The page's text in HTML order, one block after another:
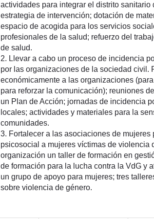
actividades para integrar el distrito sanitario
estrategia de intervención; dotación de
espacio de acogida para los servicios
profesionales de la salud; refuerzo del
de salud.
2. Llevar a cabo un proceso de incidencia
por las organizaciones de la sociedad civil.
económicamente a las organizaciones
para reforzar la comunicación); reuniones
un Plan de Acción; jornadas de incidencia
locales; actividades y materiales para la
comunidades.
3. Fortalecer a las asociaciones de mujeres
psicosocial a mujeres víctimas de violencia
organización un taller de formación en
de formación para la lucha contra la VdG y
un grupo de apoyo para mujeres; tres
sobre violencia de género.